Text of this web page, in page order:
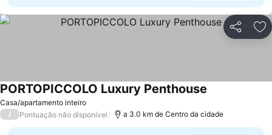
Partilhar
Casa/apartamento inteiro
PORTOPICCOLO Luxury Penthouse
/ Pontuação não disponível a 3.0 km de Centro da cidade